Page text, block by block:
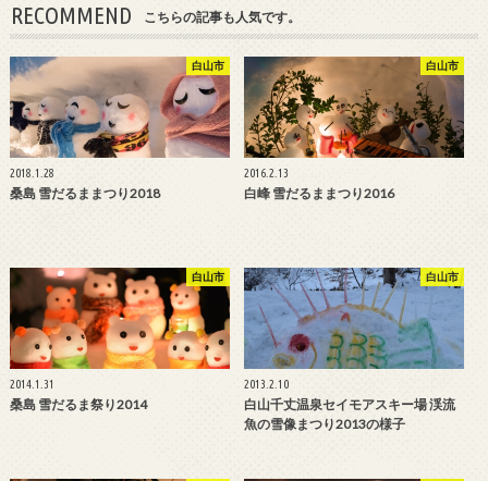
RECOMMEND こちらの記事も人気です。
白山市
2018.1.28
桑島 雪だるままつり2018
白山市
2016.2.13
白峰 雪だるままつり2016
白山市
2014.1.31
桑島 雪だるま祭り2014
白山市
2013.2.10
白山千丈温泉セイモアスキー場 渓流
魚の雪像まつり2013の様子